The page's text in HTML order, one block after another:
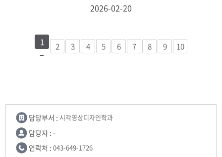
2026-02-20
1 2 3 4 5 6 7 8 9 10
담당부서 : 시각영상디자인학과
담당자 : -
연락처 : 043-649-1726